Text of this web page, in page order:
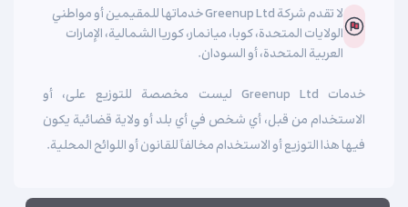
لا تقدم شركة Greenup Ltd خدماتها للمقيمين أو مواطني
الولايات المتحدة، كوبا، ميانمار، كوريا الشمالية، الإمارات
العربية المتحدة، أو السودان.
خدمات Greenup Ltd ليست مخصصة للتوزيع على، أو
الاستخدام من قبل، أي شخص في أي بلد أو ولاية قضائية يكون
فيها هذا التوزيع أو الاستخدام مخالفاً للقانون أو اللوائح المحلية.